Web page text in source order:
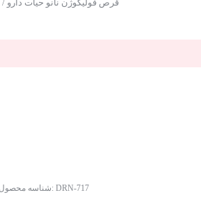
/ قرص فولیکوژن نانو حیات دارو
شناسه محصول:DRN-717